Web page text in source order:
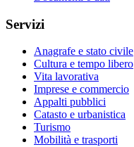
Servizi
Anagrafe e stato civile
Cultura e tempo libero
Vita lavorativa
Imprese e commercio
Appalti pubblici
Catasto e urbanistica
Turismo
Mobilità e trasporti